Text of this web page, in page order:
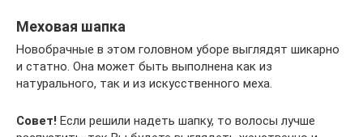
Меховая шапка
Новобрачные в этом головном уборе выглядят шикарно
и статно. Она может быть выполнена как из
натурального, так и из искусственного меха.
Совет! Если решили надеть шапку, то волосы лучше